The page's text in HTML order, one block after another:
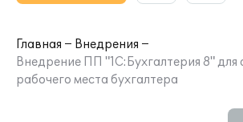
Главная
Внедрения
Внедрение ПП "1С:Бухгалтерия 8" для
рабочего места бухгалтера